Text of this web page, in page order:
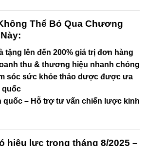
Thể Bỏ Qua Chương
tặng lên đến 200% giá trị đơn hàng
thu & thương hiệu nhanh chóng
sóc sức khỏe thảo dược được ưa
quốc
quốc – Hỗ trợ tư vấn chiến lược kinh
hiệu lực trong tháng 8/2025 –